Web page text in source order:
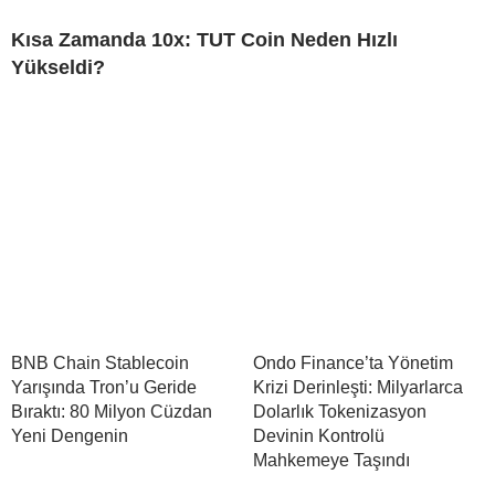
Kısa Zamanda 10x: TUT Coin Neden Hızlı
Yükseldi?
BNB Chain Stablecoin
Yarışında Tron’u Geride
Bıraktı: 80 Milyon Cüzdan
Yeni Dengenin
Ondo Finance’ta Yönetim
Krizi Derinleşti: Milyarlarca
Dolarlık Tokenizasyon
Devinin Kontrolü
Mahkemeye Taşındı